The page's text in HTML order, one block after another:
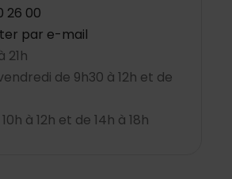
26 00
par e-mail
21h
de 9h30 à 12h et de
à 12h et de 14h à 18h